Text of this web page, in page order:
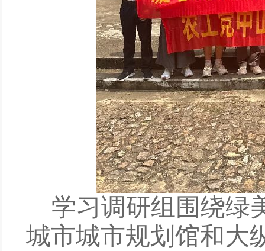
学习调研组 围绕绿
城市城市规划馆和大